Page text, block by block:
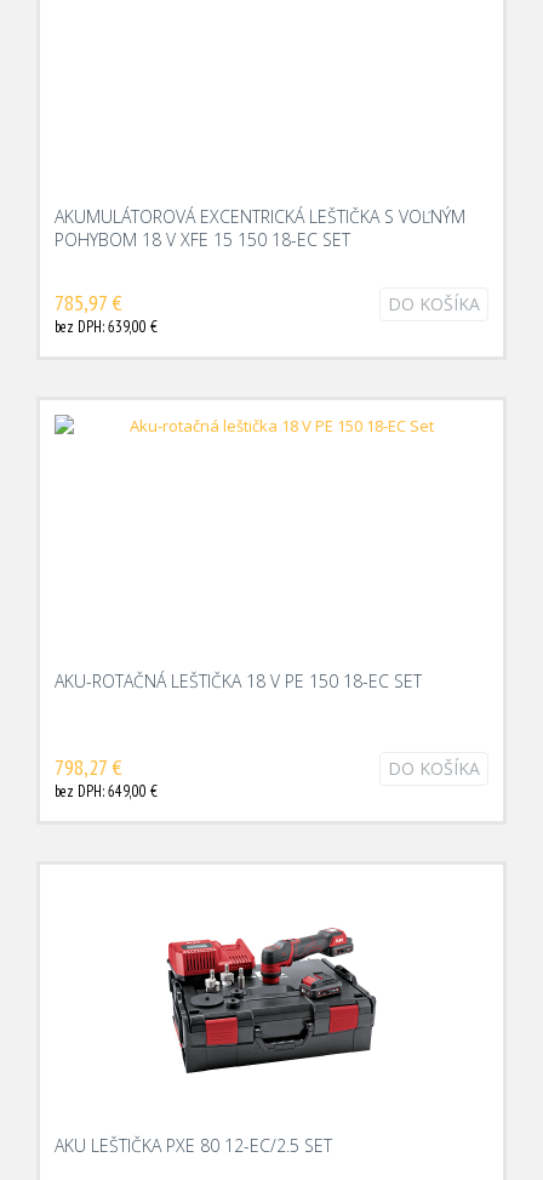
AKUMULÁTOROVÁ EXCENTRICKÁ LEŠTIČKA S VOĽNÝM
POHYBOM 18 V XFE 15 150 18-EC SET
785,97 €
bez DPH: 639,00 €
DO KOŠÍKA
AKU-ROTAČNÁ LEŠTIČKA 18 V PE 150 18-EC SET
798,27 €
bez DPH: 649,00 €
DO KOŠÍKA
AKU LEŠTIČKA PXE 80 12-EC/2.5 SET